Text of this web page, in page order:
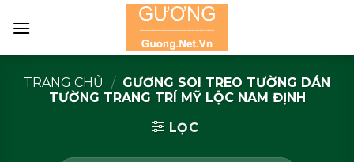
TRANG CHỦ / GƯƠNG SOI TREO TƯỜNG DÁN
TƯỜNG TRANG TRÍ MỸ LỘC NAM ĐỊNH
LỌC